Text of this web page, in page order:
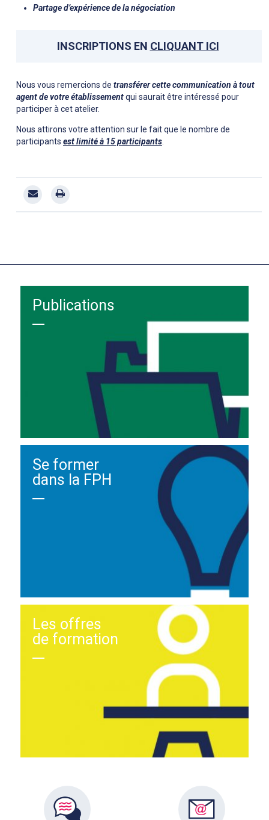
Partage d’expérience de la négociation
INSCRIPTIONS EN CLIQUANT ICI
Nous vous remercions de transférer cette communication à tout
agent de votre établissementqui saurait être intéressé pour
participer à cet atelier.
Nous attirons votre attention sur le fait que le nombre de
participants est limité à 15 participants
Publications
Se former
dans la FPH
Les offres
de formation